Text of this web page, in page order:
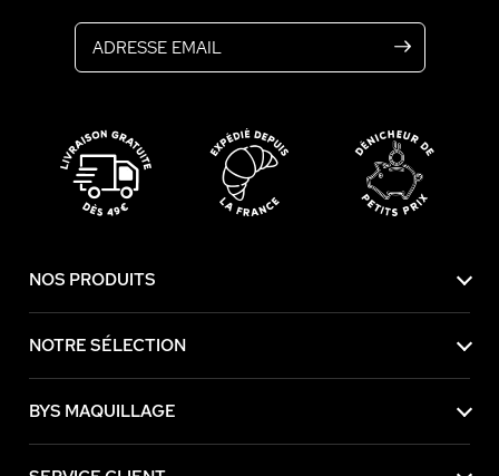
NOS PRODUITS
NOTRE SÉLECTION
BYS MAQUILLAGE